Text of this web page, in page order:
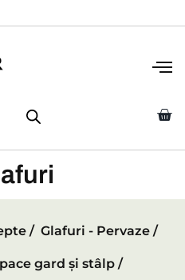
/ Glafuri - Pervaze /
gard și stâlp /